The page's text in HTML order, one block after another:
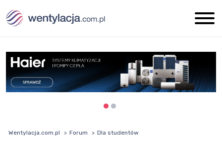
Wentylacja.com.pl Forum Dla studentów